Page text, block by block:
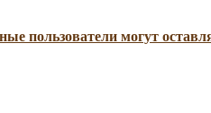
пользователи могут